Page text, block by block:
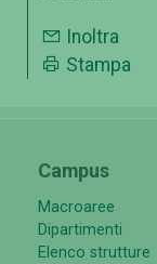
Inoltra
Stampa
Campus
Macroaree
Dipartimenti
Elenco strutture